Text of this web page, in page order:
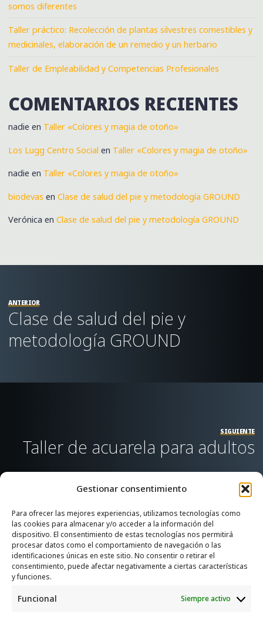
Gestionar consentimiento
Para ofrecer las mejores experiencias, utilizamos tecnologías como
las cookies para almacenar y/o acceder a la información del
dispositivo. El consentimiento de estas tecnologías nos permitirá
procesar datos como el comportamiento de navegación o las
identificaciones únicas en este sitio. No consentir o retirar el
consentimiento, puede afectar negativamente a ciertas características
y funciones.
Funcional Siempre activo
somos diferentes
Taller práctico: Recolección de plantas silvestres comestibles y
medicinales, elaboración de un remedio y un herbario
Taller de Empleabilidad y Competencias Profesionales
COMENTARIOS RECIENTES
nadie en Taller «Colores y magia de otoño»
Los Lugg Centro Social en Taller «Colores y magia de otoño»
nadie en Taller «Colores y magia de otoño»
biodevas enClase de salud del pie y metodología GROUND
Verónica enClase de salud del pie y metodología GROUND
ANTERIOR
Clase de salud del pie y
metodología GROUND
SIGUIENTE
Taller de acuarela para adultos
SERVICIOS
Recogida e intercambio de ropa y enseres.
INFORMACIÓN
Política de privacidad